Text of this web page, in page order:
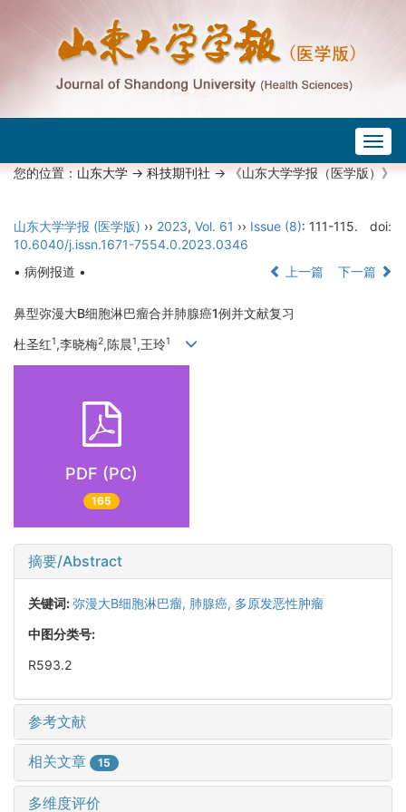
您的位置：山东大学->科技期刊社-> 《山东大学学报（医学版）》
山东大学学报 (医学版) ›› 2023, Vol. 61 ›› Issue (8): 111-115.
doi:
10.6040/j.issn.1671-7554.0.2023.0346
• 病例报道 •
上一篇 下一篇
鼻型弥漫大B细胞淋巴瘤合并肺腺癌1例并文献复习
杜圣红1,李晓梅2,陈晨1,王玲1
PDF (PC)
165
摘要/Abstract
关键词:弥漫大B细胞淋巴瘤, 肺腺癌, 多原发恶性肿瘤
中图分类号:
R593.2
参考文献
相关文章 15
多维度评价